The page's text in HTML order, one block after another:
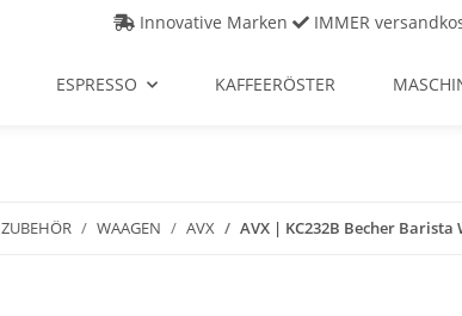
Innovative Marken IMMER
ESPRESSO KAFFEERÖSTER
ZUBEHÖR WAAGEN AVX AVX | KC232B Becher